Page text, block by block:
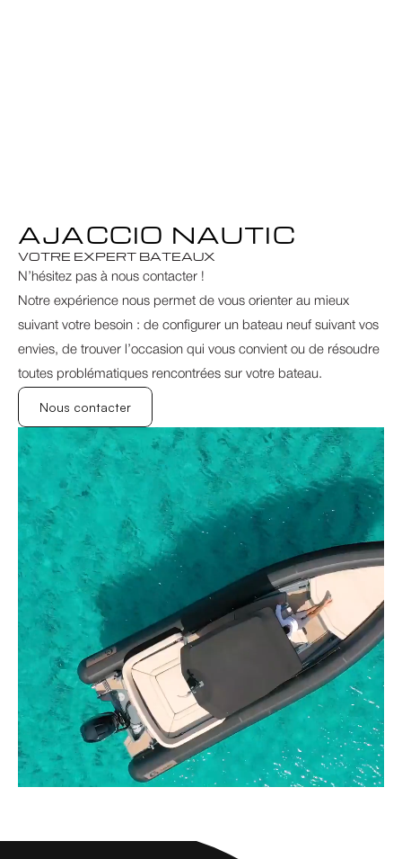
AJACCIO NAUTIC
VOTRE EXPERT BATEAUX
N’hésitez pas à nous contacter !
Notre expérience nous permet de vous orienter au mieux
suivant votre besoin : de configurer un bateau neuf suivant vos
envies, de trouver l’occasion qui vous convient ou de résoudre
toutes problématiques rencontrées sur votre bateau.
Nous contacter
Nous contacter